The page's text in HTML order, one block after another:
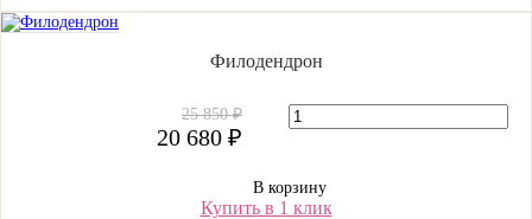
Филодендрон
25 850 ₽
20 680 ₽
В корзину
Купить в 1 клик